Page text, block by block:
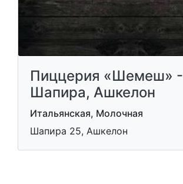
Пиццерия «Шемеш» -
Шапира, Ашкелон
Итальянская, Молочная
Шапира 25, Ашкелон